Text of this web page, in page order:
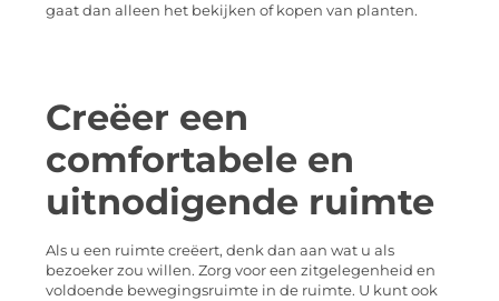
gaat dan alleen het bekijken of kopen van planten.
Creëer een
comfortabele en
uitnodigende ruimte
Als u een ruimte creëert, denk dan aan wat u als
bezoeker zou willen. Zorg voor een zitgelegenheid en
voldoende bewegingsruimte in de ruimte. U kunt ook